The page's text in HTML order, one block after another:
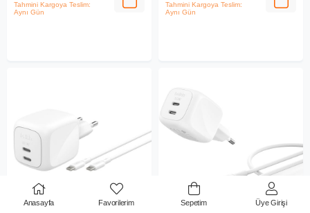
Tahmini Kargoya Teslim:
Aynı Gün
Tahmini Kargoya Teslim:
Aynı Gün
Anasayfa Favorilerim Sepetim Üye Girişi